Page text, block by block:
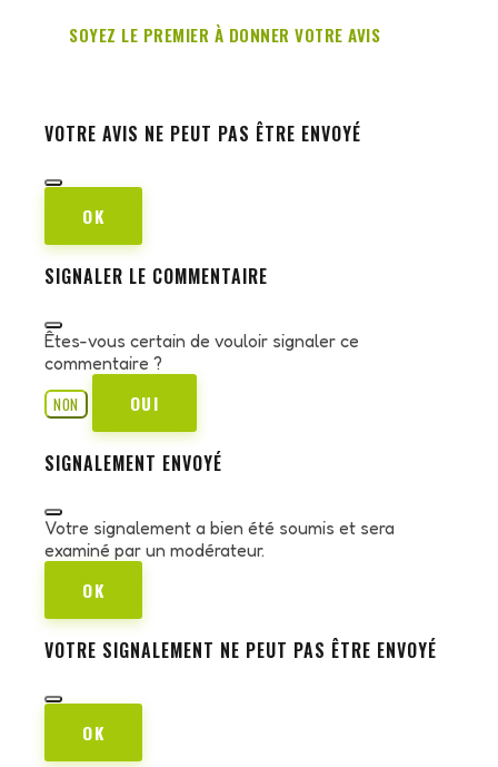
SOYEZ LE PREMIER À DONNER VOTRE AVIS
VOTRE AVIS NE PEUT PAS ÊTRE ENVOYÉ
OK
SIGNALER LE COMMENTAIRE
Êtes-vous certain de vouloir signaler ce
commentaire ?
NON
OUI
SIGNALEMENT ENVOYÉ
Votre signalement a bien été soumis et sera
examiné par un modérateur.
OK
VOTRE SIGNALEMENT NE PEUT PAS ÊTRE ENVOYÉ
OK